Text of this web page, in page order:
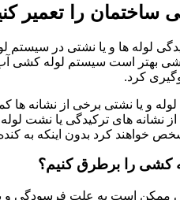
ساختمان را تعمیر
لوله ها و یا نشتی در سیستم
بهتر است سیستم لوله کشی
کرد.
و یا نشتی برخی از نشانه ها
از نشانه های ترکیدگی یا
خواهند کرد بدون اینکه به
کشی را برطرق کنیم؟
ممکن است به علت فرسودگی و